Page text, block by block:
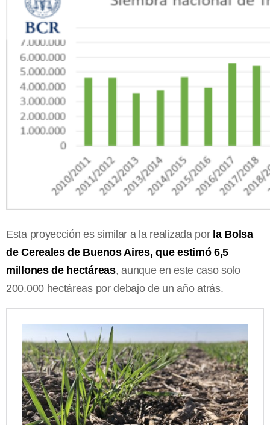
Esta proyección es similar a la realizada por la Bolsa
de Cereales de Buenos Aires, que estimó 6,5
millones de hectáreas, aunque en este caso solo
200.000 hectáreas por debajo de un año atrás.